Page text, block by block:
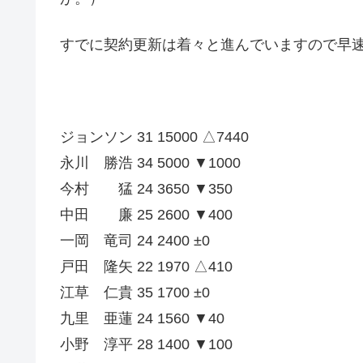
すでに契約更新は着々と進んでいますので早
ジョンソン 31 15000 △7440
永川 勝浩 34 5000 ▼1000
今村 猛 24 3650 ▼350
中田 廉 25 2600 ▼400
一岡 竜司 24 2400 ±0
戸田 隆矢 22 1970 △410
江草 仁貴 35 1700 ±0
九里 亜蓮 24 1560 ▼40
小野 淳平 28 1400 ▼100